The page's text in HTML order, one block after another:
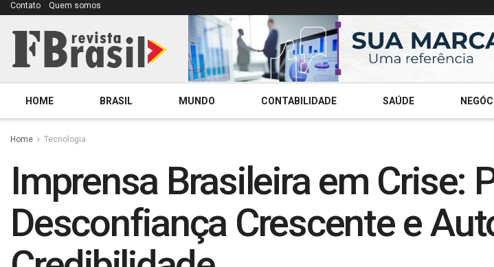
Contato Quem somos
HOME BRASIL MUNDO CONTABILIDADE SAÚDE
Home Tecnologia
Imprensa Brasileira em Crise:
Desconfiança Crescente e